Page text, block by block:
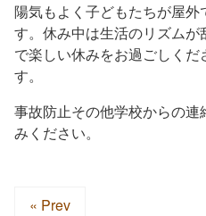
陽気もよく子どもたちが屋外
す。休み中は生活のリズム
で楽しい休みをお過ごしくだ
す。
事故防止その他学校からの連
みください。
« Prev